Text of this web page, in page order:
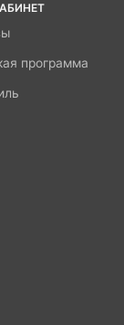
программа